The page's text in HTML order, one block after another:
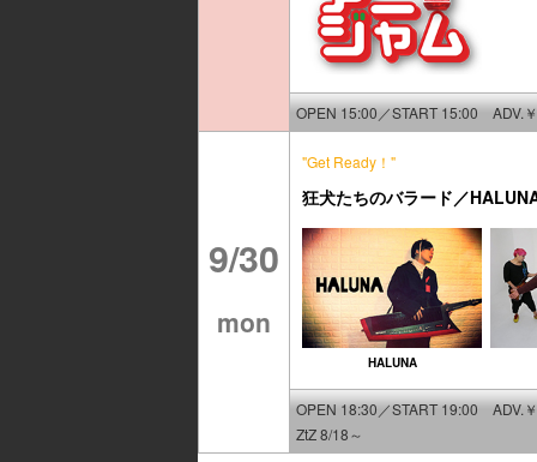
OPEN 15:00／START 15:00 ADV.
9/30
mon
"Get Ready！"
狂犬たちのバラード／
HALUNA
OPEN 18:30／START 19:00 ADV.
ZtZ 8/18～